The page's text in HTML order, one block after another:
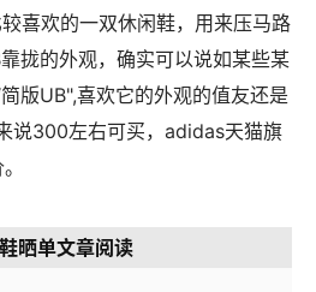
喜欢的一双休闲鞋，用来压马路
拢的外观，确实可以说如某些某
版UB",喜欢它的外观的值友还是
说300左右可买，adidas天猫旗
晒单文章阅读